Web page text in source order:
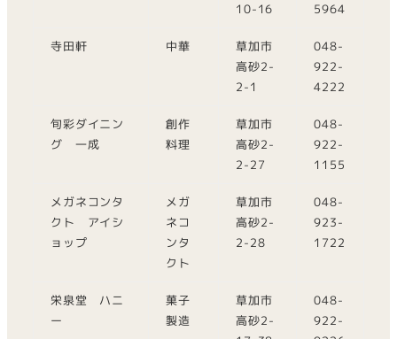
10-16
5964
寺田軒 中華
草加市
高砂2-
2-1
048-
922-
4222
旬彩ダイニン
グ 一成
創作
料理
草加市
高砂2-
2-27
048-
922-
1155
メガネコンタ
クト アイシ
ョップ
メガ
ネコ
ンタ
クト
草加市
高砂2-
2-28
048-
923-
1722
栄泉堂 ハニ
ー
菓子
製造
草加市
高砂2-
048-
922-